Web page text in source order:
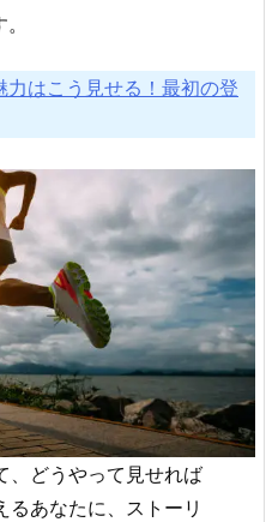
力はこう見せる！最初の登
、どうやって見せれば
るあなたに、ストーリ